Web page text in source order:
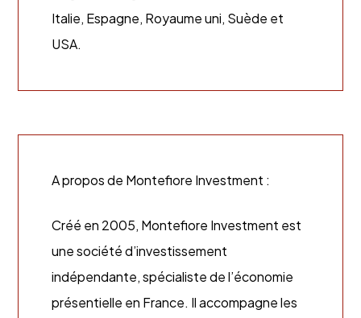
Italie, Espagne, Royaume uni, Suède et
USA.
A propos de Montefiore Investment :
Créé en 2005, Montefiore Investment est
une société d’investissement
indépendante, spécialiste de l’économie
présentielle en France. Il accompagne les